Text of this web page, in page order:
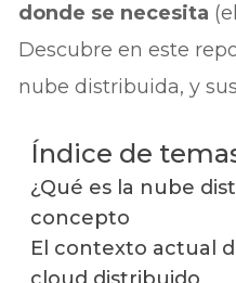
donde se necesita (el
Descubre en este
nube distribuida, y
Índice de
¿Qué es la nube
concepto
El contexto actual